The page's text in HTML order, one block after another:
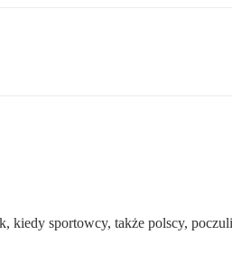
sportowcy, także polscy, poczuli